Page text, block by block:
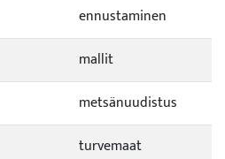
ennustaminen
mallit
metsänuudistus
turvemaat